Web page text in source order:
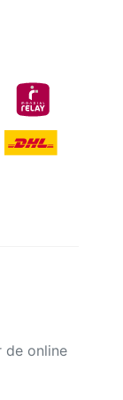
de online